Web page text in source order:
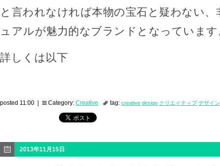
と言われなければ本物の宝石と疑わない
ュアルが魅力的なブランドとなっています
詳しくは以下
posted 11:00 | Category: Creative tag: creative design クリエイティブ デザイン
2013年11月15日